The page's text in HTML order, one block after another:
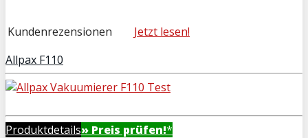
Kundenrezensionen
Jetzt lesen!
Allpax F110
Produktdetails» Preis prüfen!*